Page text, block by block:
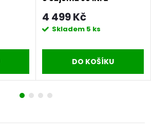
4 499 Kč
Skladem 5 ks
DO KOŠÍKU